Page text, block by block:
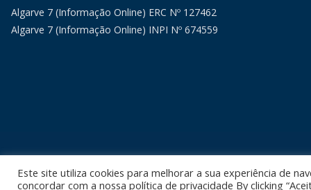
Algarve 7 (Informação Online) ERC Nº 127462
Algarve 7 (Informação Online) INPI Nº 674559
Este site utiliza cookies para melhorar a sua experiência de
concordar com a nossa política de privacidade By clicking